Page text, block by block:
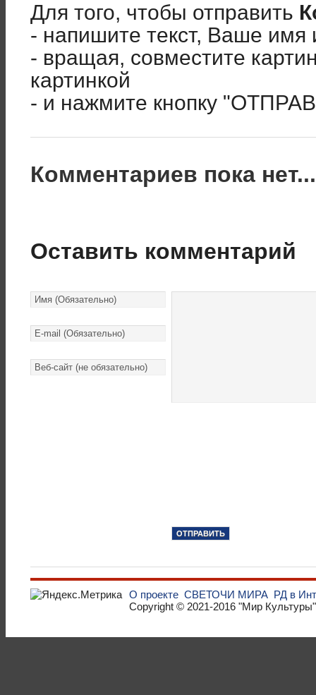
Для того, чтобы отправить
- напишите текст, Ваше имя
- вращая, совместите
картинкой
- и нажмите кнопку
Комментариев пока
Оставить комментарий
О проекте СВЕТОЧИ МИРА РД в
Copyright © 2021-2016 "Мир Культуры"